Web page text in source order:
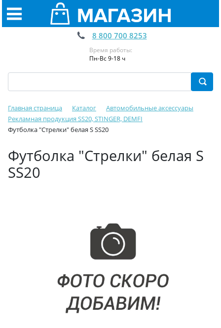
8 800 700 8253
Время работы:
Пн-Вс 9-18 ч
Главная страница Каталог
Автомобильные аксессуары
Рекламная продукция SS20, STINGER, DEMFI
Футболка "Стрелки" белая S SS20
Футболка "Стрелки" белая S
SS20